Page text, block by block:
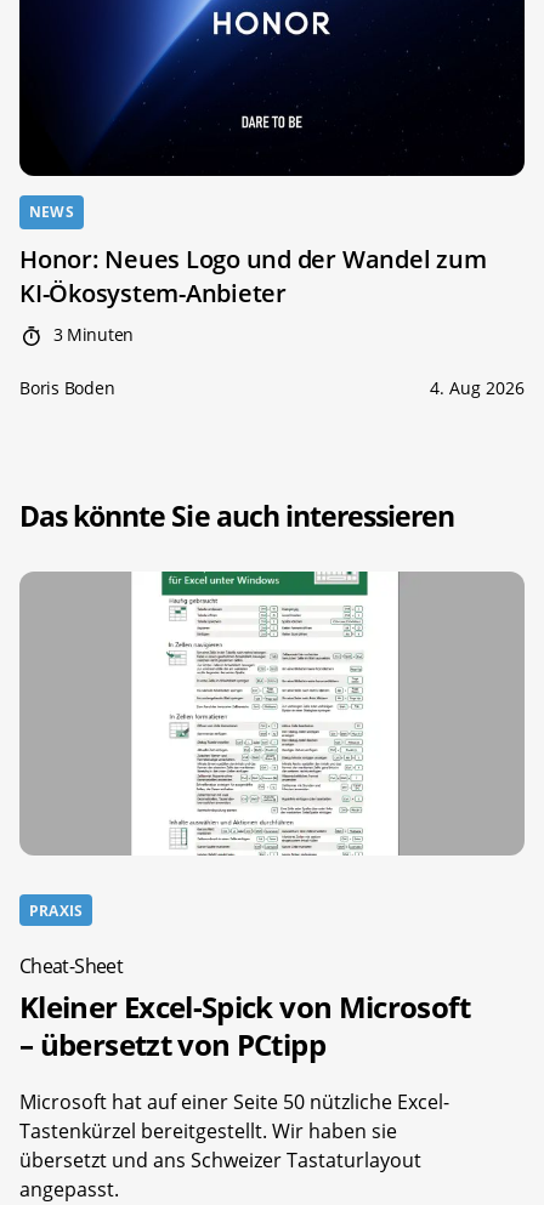
NEWS
Honor: Neues Logo und der Wandel zum
KI-Ökosystem-Anbieter
3 Minuten
Boris Boden 4. Aug 2026
Das könnte Sie auch interessieren
PRAXIS
Cheat-Sheet
Kleiner Excel-Spick von Microsoft
– übersetzt von PCtipp
Microsoft hat auf einer Seite 50 nützliche Excel-
Tastenkürzel bereitgestellt. Wir haben sie
übersetzt und ans Schweizer Tastaturlayout
angepasst.